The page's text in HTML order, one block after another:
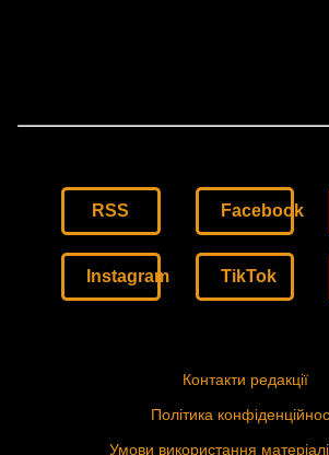
RSS Facebook
Instagram TikTok
Контакти редакції
Політика
Умови використання